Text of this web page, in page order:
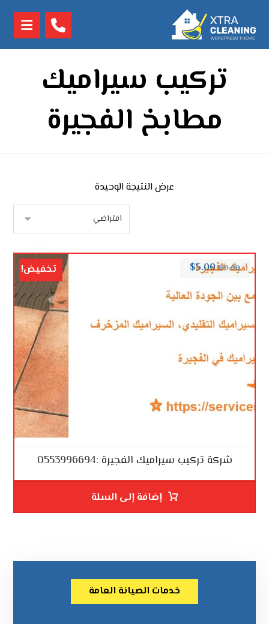
تركيب سيراميك
مطابخ الفجيرة
عرض النتيجة الوحيدة
شركة تركيب سيراميك الفجيرة :0553996694
$10.00
$5.00 تخفيض!
إضافة إلى السلة
خدمات الصيانة العامة